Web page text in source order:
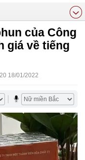
của Công
giá về tiếng
18/01/2022